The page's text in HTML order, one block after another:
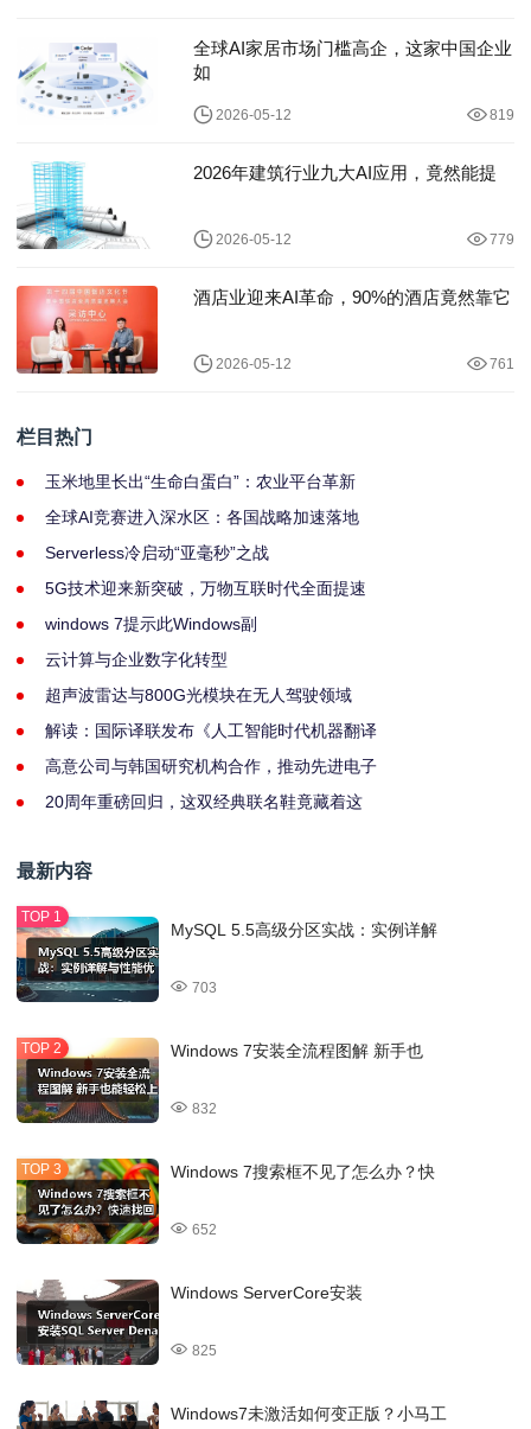
全球AI家居市场门槛高企，这家中国企业
如
2026-05-12 819
2026年建筑行业九大AI应用，竟然能提
2026-05-12 779
酒店业迎来AI革命，90%的酒店竟然靠它
2026-05-12 761
栏目热门
玉米地里长出“生命白蛋白”：农业平台革新
全球AI竞赛进入深水区：各国战略加速落地
Serverless冷启动“亚毫秒”之战
5G技术迎来新突破，万物互联时代全面提速
windows 7提示此Windows副
云计算与企业数字化转型
超声波雷达与800G光模块在无人驾驶领域
解读：国际译联发布《人工智能时代机器翻译
高意公司与韩国研究机构合作，推动先进电子
20周年重磅回归，这双经典联名鞋竟藏着这
最新内容
MySQL 5.5高级分区实战：实例详解
703
Windows 7安装全流程图解 新手也
832
Windows 7搜索框不见了怎么办？快
652
Windows ServerCore安装
825
Windows7未激活如何变正版？小马工